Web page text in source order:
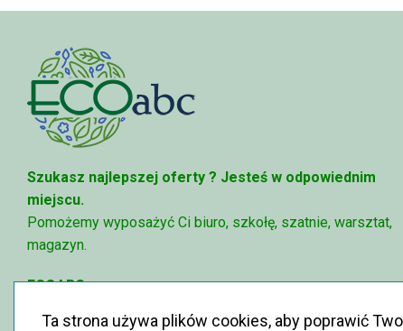
Szukasz najlepszej oferty ? Jesteś w odpowiednim
miejscu.
Pomożemy wyposażyć Ci biuro, szkołę, szatnie, warsztat,
magazyn.
ECOABC
Ta strona używa plików cookies, aby poprawić